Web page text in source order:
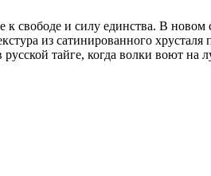
свободе и силу единства. В новом
из сатинированного
тайге, когда волки воют на